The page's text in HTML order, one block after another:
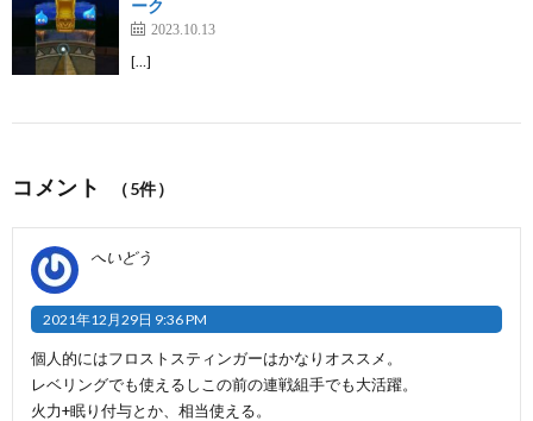
ーク
2023.10.13
[…]
コメント （5件）
へいどう
2021年12月29日 9:36 PM
個人的にはフロストスティンガーはかなりオススメ。
レベリングでも使えるしこの前の連戦組手でも大活躍。
火力+眠り付与とか、相当使える。